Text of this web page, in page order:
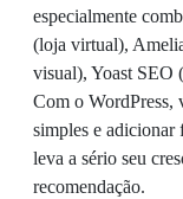
especialmente
(loja virtual),
visual), Yoast SEO
Com o WordPress,
simples e adicionar
leva a sério seu
recomendação.